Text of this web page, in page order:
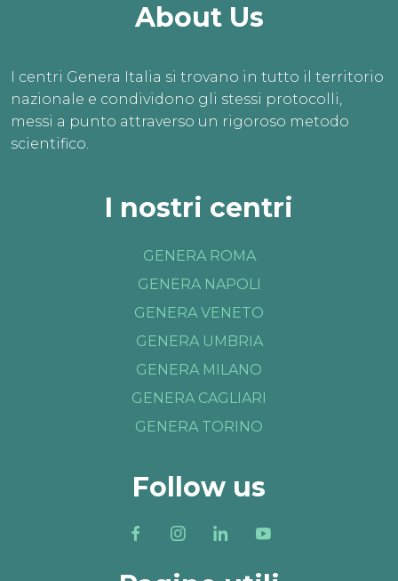
About Us
I centri Genera Italia si trovano in tutto il territorio
nazionale e condividono gli stessi protocolli,
messi a punto attraverso un rigoroso metodo
scientifico.
I nostri centri
GENERA ROMA
GENERA NAPOLI
GENERA VENETO
GENERA UMBRIA
GENERA MILANO
GENERA CAGLIARI
GENERA TORINO
Follow us